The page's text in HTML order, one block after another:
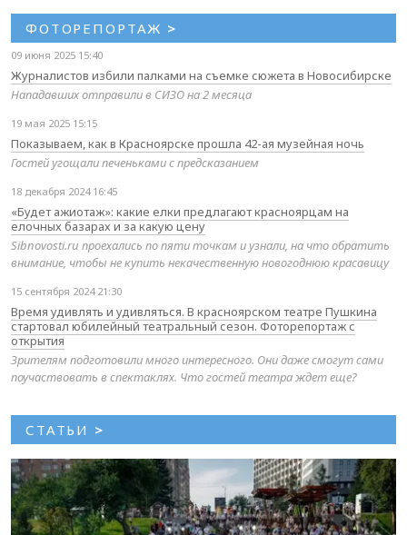
ФОТОРЕПОРТАЖ >
09 июня 2025 15:40
Журналистов избили палками на съемке сюжета в Новосибирске
Нападавших отправили в СИЗО на 2 месяца
19 мая 2025 15:15
Показываем, как в Красноярске прошла 42-ая музейная ночь
Гостей угощали печеньками с предсказанием
18 декабря 2024 16:45
«Будет ажиотаж»: какие елки предлагают красноярцам на
елочных базарах и за какую цену
Sibnovosti.ru проехались по пяти точкам и узнали, на что обратить
внимание, чтобы не купить некачественную новогоднюю красавицу
15 сентября 2024 21:30
Время удивлять и удивляться. В красноярском театре Пушкина
стартовал юбилейный театральный сезон. Фоторепортаж с
открытия
Зрителям подготовили много интересного. Они даже смогут сами
поучаствовать в спектаклях. Что гостей театра ждет еще?
СТАТЬИ >